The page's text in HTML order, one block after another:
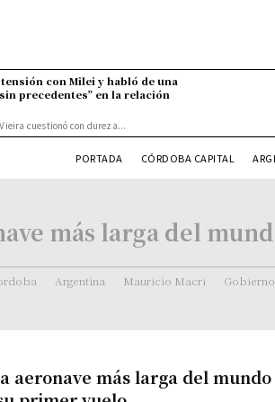
con Milei y habló de una
precedentes” en la relación
cuestionó con dureza...
PORTADA CÓRDOBA CAPITAL
más larga del
Argentina Mauricio Macri
aeronave más larga del mundo